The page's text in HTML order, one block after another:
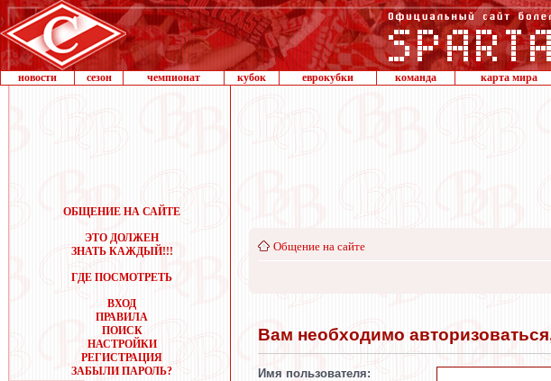
новости сезон чемпионат кубок еврокубки команда карта мира
ОБЩЕНИЕ НА САЙТЕ
ЭТО ДОЛЖЕН
ЗНАТЬ КАЖДЫЙ!!!
ГДЕ ПОСМОТРЕТЬ
ВХОД
ПРАВИЛА
ПОИСК
НАСТРОЙКИ
РЕГИСТРАЦИЯ
ЗАБЫЛИ ПАРОЛЬ?
Общение на сайте
Вам необходимо
Имя пользователя: